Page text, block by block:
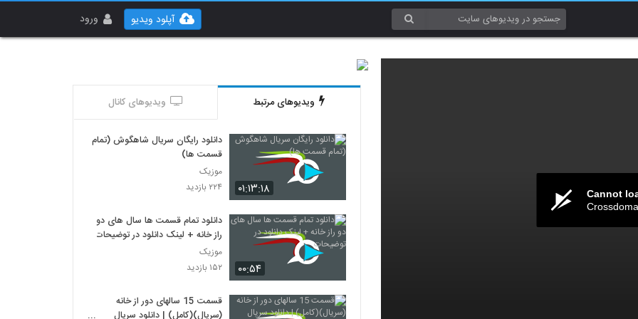
ورود آپلود ویدیو
Cannot
ویدیوهای مرتبط ویدیوهای کانال
۰۱:۱۳:۱۸
دانلود رایگان سریال شاهگوش (تمام
قسمت ها)
موزیک
۲۲۴ بازدید
۰۰:۵۴
دانلود تمام قسمت ها سال های دو
راز خانه + لینک دانلود در توضیحات
موزیک
۱۵۲ بازدید
قسمت 15 سالهای دور از خانه
(سریال)(کامل) | دانلود سریال